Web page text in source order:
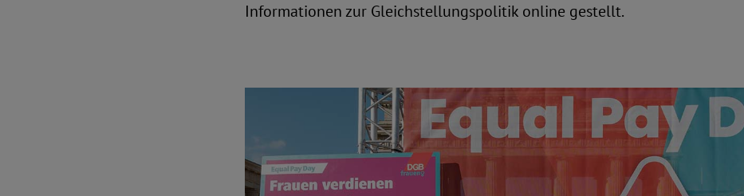
Informationen zur Gleichstellungspolitik online gestellt.